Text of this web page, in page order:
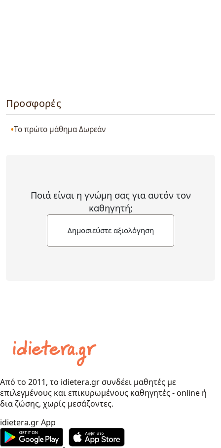
Προσφορές
Το πρώτο μάθημα Δωρεάν
Ποιά είναι η γνώμη σας για αυτόν τον
καθηγητή;
Δημοσιεύστε αξιολόγηση
Από το 2011, το idietera.gr συνδέει μαθητές με
επιλεγμένους και επικυρωμένους καθηγητές - online ή
δια ζώσης, χωρίς μεσάζοντες.
idietera.gr App